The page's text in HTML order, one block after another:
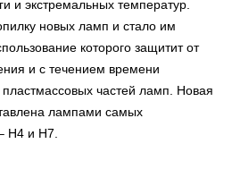
и экстремальных температур.
новых ламп и стало им
которого защитит от
и с течением времени
частей ламп. Новая
лампами самых
H4 и H7.